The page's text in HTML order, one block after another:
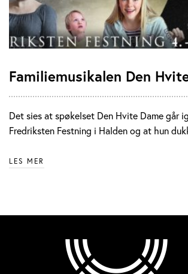
Familiemusikalen Den
Det sies at spøkelset Den Hvite Dame går
Fredriksten Festning i Halden og at hun
LES MER